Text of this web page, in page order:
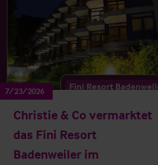
7/23/2026
Christie & Co vermarktet
das Fini Resort
Badenweiler im